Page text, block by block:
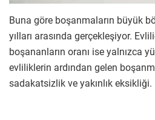
Buna göre boşanmaların büyük
yılları arasında gerçekleşiyor.
boşananların oranı ise yalnızca
evliliklerin ardından gelen
sadakatsizlik ve yakınlık eksikliği.